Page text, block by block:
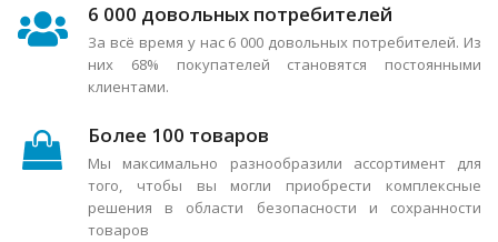
6 000 довольных потребителей
За всё время у нас 6 000 довольных потребителей. Из
них 68% покупателей становятся постоянными
клиентами.
Более 100 товаров
Мы максимально разнообразили ассортимент для
того, чтобы вы могли приобрести комплексные
решения в области безопасности и сохранности
товаров